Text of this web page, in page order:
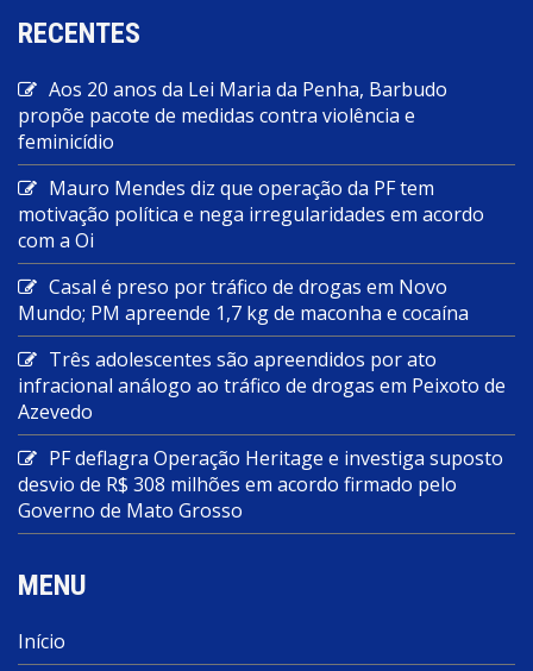
RECENTES
Aos 20 anos da Lei Maria da Penha, Barbudo
propõe pacote de medidas contra violência e
feminicídio
Mauro Mendes diz que operação da PF tem
motivação política e nega irregularidades em acordo
com a Oi
Casal é preso por tráfico de drogas em Novo
Mundo; PM apreende 1,7 kg de maconha e cocaína
Três adolescentes são apreendidos por ato
infracional análogo ao tráfico de drogas em Peixoto de
Azevedo
PF deflagra Operação Heritage e investiga suposto
desvio de R$ 308 milhões em acordo firmado pelo
Governo de Mato Grosso
MENU
Início